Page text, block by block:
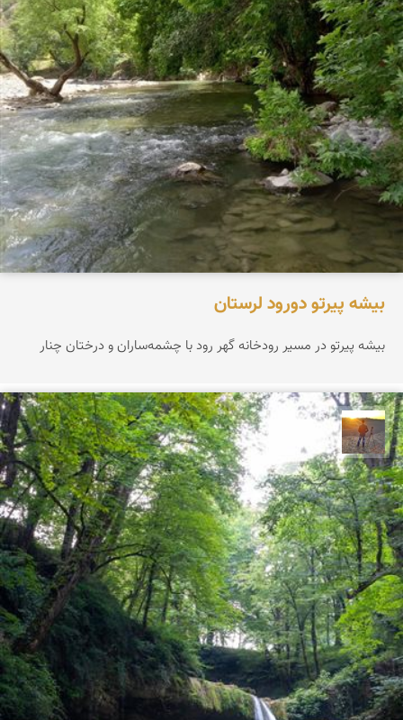
بیشه پیرتو دورود لرستان
بیشه پیرتو در مسیر رودخانه گهر رود با چشمه‌ساران و درختان چنار